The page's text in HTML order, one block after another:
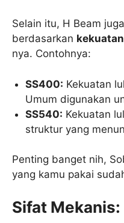
Selain itu, H Beam
berdasarkan
nya. Contohnya:
SS400: Kekuatan
Umum digunakan
SS540: Kekuatan
struktur yang
Penting banget nih,
yang kamu pakai
Sifat Mekanis: